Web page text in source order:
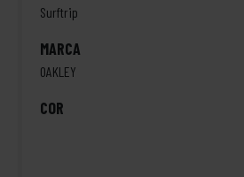
Surftrip
MARCA
OAKLEY
COR